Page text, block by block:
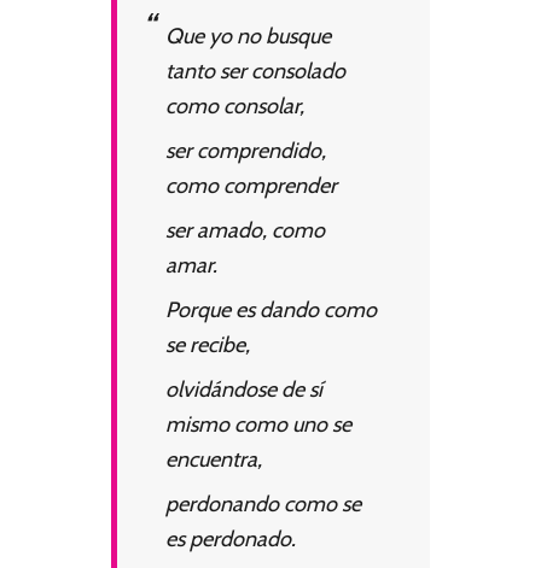
Que yo no busque
tanto ser consolado
como consolar,
ser comprendido,
como comprender
ser amado, como
amar.
Porque es dando como
se recibe,
olvidándose de sí
mismo como uno se
encuentra,
perdonando como se
es perdonado.